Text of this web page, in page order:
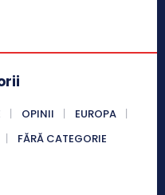
OPINII
EUROPA
FĂRĂ CATEGORIE